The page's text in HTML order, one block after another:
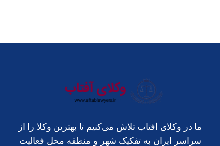
ما در وکلای آفتاب تلاش می‌کنیم تا بهترین وکلا را از
سراسر ایران به تفکیک شهر و منطقه محل فعالیت